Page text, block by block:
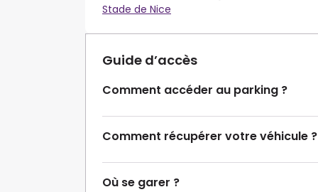
Stade de Nice
Guide d’accès
Comment accéder au parking ?
Comment récupérer votre véhicule ?
Où se garer ?